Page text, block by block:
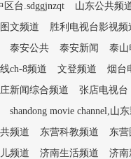
台.sdggjnzqt
山东公共频
文频道
胜利电视台影视频
泰安公共 泰安新闻
泰山
ch-8频道 文登频道
烟台
新闻综合频道
张店电视台
shandong movie channel,山
频道 东营科教频道
东
频道 济南生活频道
济南